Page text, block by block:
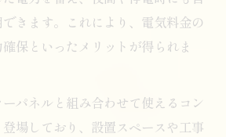
きます。これにより、電気料金の
保といったメリットが得られま
パネルと組み合わせて使えるコン
場しており、設置スペースや工事